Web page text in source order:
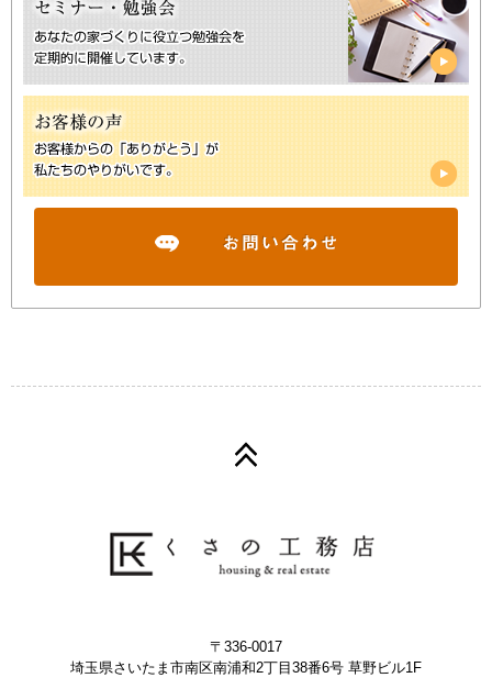
〒336-0017
埼玉県さいたま市南区南浦和2丁目38番6号 草野ビル1F